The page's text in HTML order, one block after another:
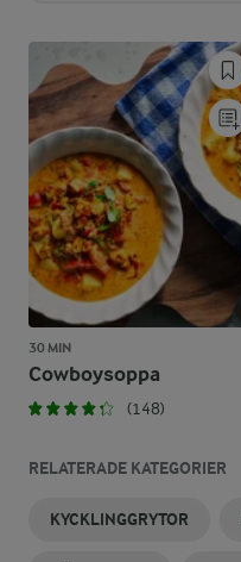
30 MIN
Cowboysoppa
(148)
RELATERADE KATEGORIER
KYCKLINGGRYTOR